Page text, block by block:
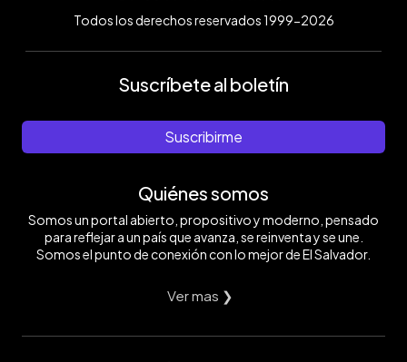
Todos los derechos reservados 1999-2026
Suscríbete al boletín
Suscribirme
Quiénes somos
Somos un portal abierto, propositivo y moderno, pensado
para reflejar a un país que avanza, se reinventa y se une.
Somos el punto de conexión con lo mejor de El Salvador.
Ver mas ❯